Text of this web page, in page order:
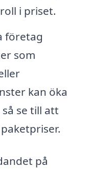
i priset.
företag
som
kan öka
se till att
på